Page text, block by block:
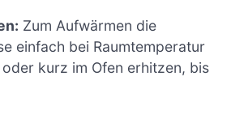
Zum Aufwärmen die
einfach bei Raumtemperatur
kurz im Ofen erhitzen, bis